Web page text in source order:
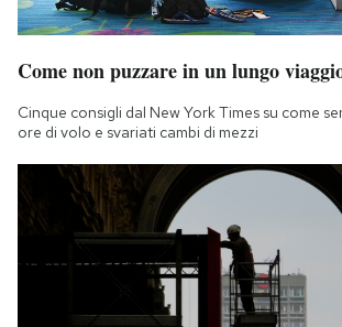
Come non puzzare in un lungo
Cinque consigli dal New York Times su come
ore di volo e svariati cambi di mezzi